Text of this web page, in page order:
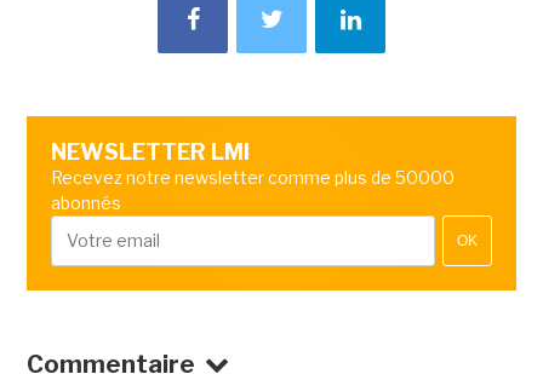
NEWSLETTER LMI
Recevez notre newsletter comme plus de 50000
abonnés
OK
Commentaire